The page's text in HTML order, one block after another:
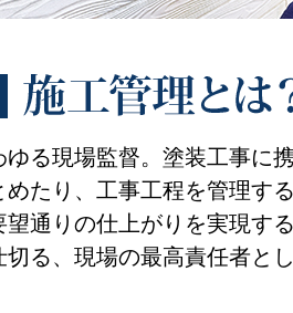
ゆる現場監督。塗装工事に
めたり、工事工程を管理す
望通りの仕上がりを実現す
切る、現場の最高責任者と